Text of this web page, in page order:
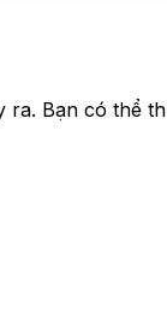
ra. Bạn có thể